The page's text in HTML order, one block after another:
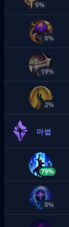
0%
0%
19%
2%
마법
79%
0%